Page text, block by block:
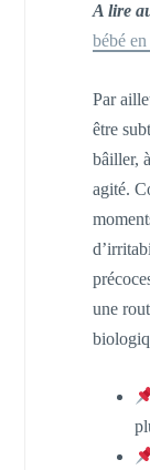
A lire
bébé
Par
être
bâiller,
agité.
une